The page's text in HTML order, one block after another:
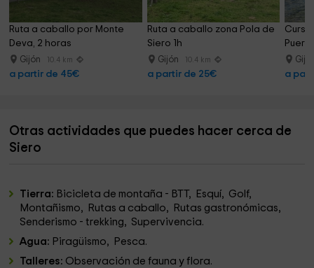
Ruta a caballo por Monte
Deva, 2 horas
Gijón 10.4 km
a partir de 45€
Ruta a caballo zona Pola de
Siero 1h
Gijón 10.4 km
a partir de 25€
Curso
a
Otras actividades que puedes hacer cerca de
Siero
Tierra: Bicicleta de montaña - BTT, Esquí, Golf,
Montañismo, Rutas a caballo, Rutas gastronómicas,
Senderismo - trekking, Supervivencia.
Agua: Piragüismo, Pesca.
Talleres: Observación de fauna y flora.